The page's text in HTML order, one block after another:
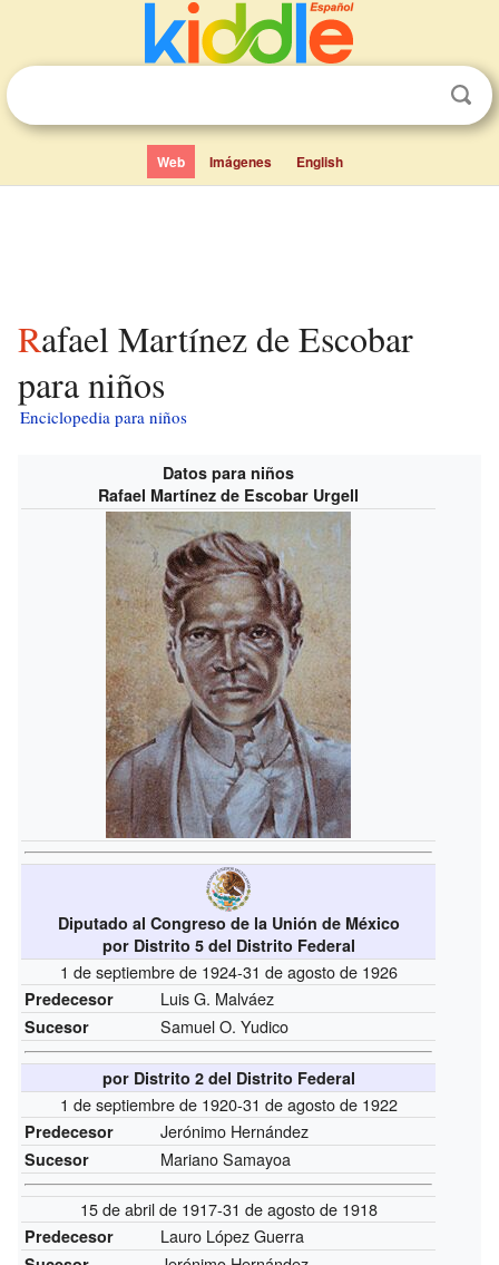
Web Imágenes English
Rafael Martínez de Escobar
para niños
Enciclopedia para niños
Datos para niños
Rafael Martínez de Escobar Urgell
Diputado al Congreso de la Unión de México
por Distrito 5 del Distrito Federal
1 de septiembre de 1924-31 de agosto de 1926
Predecesor Luis G. Malváez
Sucesor Samuel O. Yudico
por Distrito 2 del Distrito Federal
1 de septiembre de 1920-31 de agosto de 1922
Predecesor Jerónimo Hernández
Sucesor Mariano Samayoa
15 de abril de 1917-31 de agosto de 1918
Predecesor Lauro López Guerra